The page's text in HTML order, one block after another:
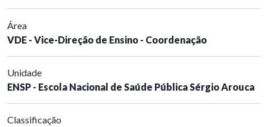
Área
VDE - Vice-Direção de Ensino - Coordenação
Unidade
ENSP - Escola Nacional de Saúde Pública Sérgio Arouca
Classificação